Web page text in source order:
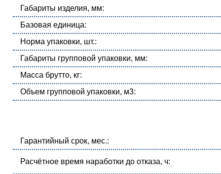
Габариты изделия, мм:
Базовая единица:
Норма упаковки, шт.:
Габариты групповой упаковки, мм:
Масса брутто, кг:
Объем групповой упаковки, м3:
Гарантийный срок, мес.:
Расчётное время наработки до отказа, ч: